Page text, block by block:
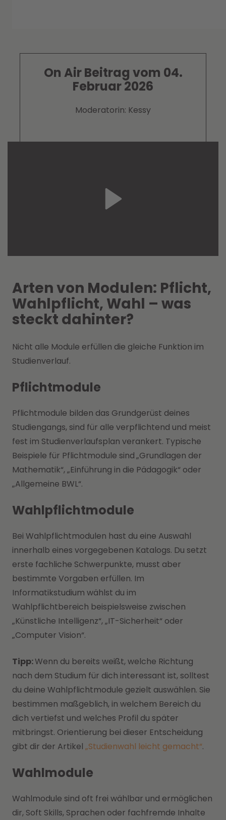
On Air Beitrag vom 04.
Februar 2026
Moderatorin: Kessy
Arten von Modulen: Pflicht,
Wahlpflicht, Wahl – was
steckt dahinter?
Nicht alle Module erfüllen die gleiche Funktion im
Studienverlauf.
Pflichtmodule
Pflichtmodule bilden das Grundgerüst deines
Studiengangs, sind für alle verpflichtend und meist
fest im Studienverlaufsplan verankert. Typische
Beispiele für Pflichtmodule sind„Grundlagen der
Mathematik“, „Einführung in die Pädagogik“ oder
„Allgemeine BWL“.
Wahlpflichtmodule
Bei Wahlpflichtmodulen hast du eine Auswahl
innerhalb eines vorgegebenen Katalogs. Du setzt
erste fachliche Schwerpunkte, musst aber
bestimmte Vorgaben erfüllen. Im
Informatikstudium wählst du im
Wahlpflichtbereich beispielsweise zwischen
„Künstliche Intelligenz“, „IT-Sicherheit“ oder
„Computer Vision“.
Tipp:Wenn du bereits weißt, welche Richtung
nach dem Studium für dich interessant ist, solltest
du deine Wahlpflichtmodule gezielt auswählen. Sie
bestimmen maßgeblich, in welchem Bereich du
dich vertiefst und welches Profil du später
mitbringst. Orientierung bei dieser Entscheidung
gibt dir der Artikel „Studienwahl leicht gemacht“.
Wahlmodule
Wahlmodule sind oft frei wählbar und ermöglichen
dir, Soft Skills, Sprachen oder fachfremde Inhalte